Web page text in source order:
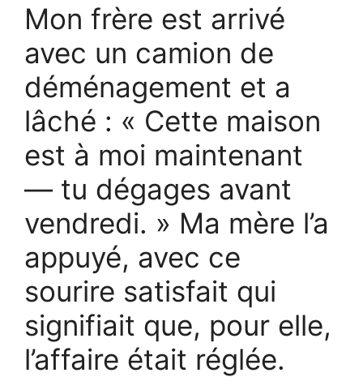
Mon frère est arrivé
avec un camion de
déménagement et a
lâché : « Cette maison
est à moi maintenant
— tu dégages avant
vendredi. » Ma mère l’a
appuyé, avec ce
sourire satisfait qui
signifiait que, pour elle,
l’affaire était réglée.